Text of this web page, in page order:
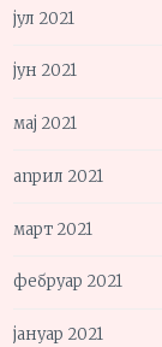
јул 2021
јун 2021
мај 2021
април 2021
март 2021
фебруар 2021
јануар 2021